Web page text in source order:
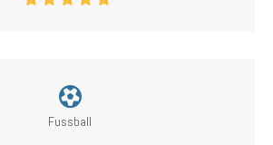
Fussball